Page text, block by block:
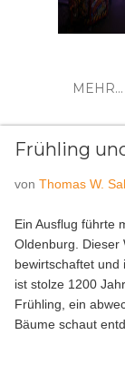
MEHR…
Frühling
von Thomas W.
Ein Ausflug führte
Oldenburg. Dieser
bewirtschaftet und
ist stolze 1200
Frühling, ein
Bäume schaut